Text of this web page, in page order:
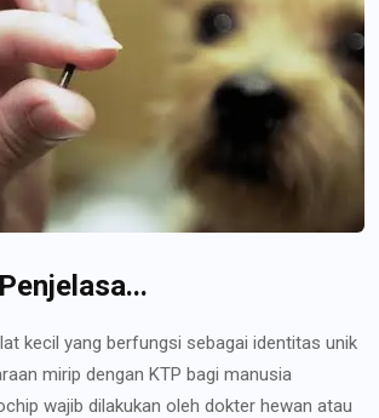
kecil yang berfungsi sebagai identitas unik
mirip dengan KTP bagi manusia
wajib dilakukan oleh dokter hewan atau